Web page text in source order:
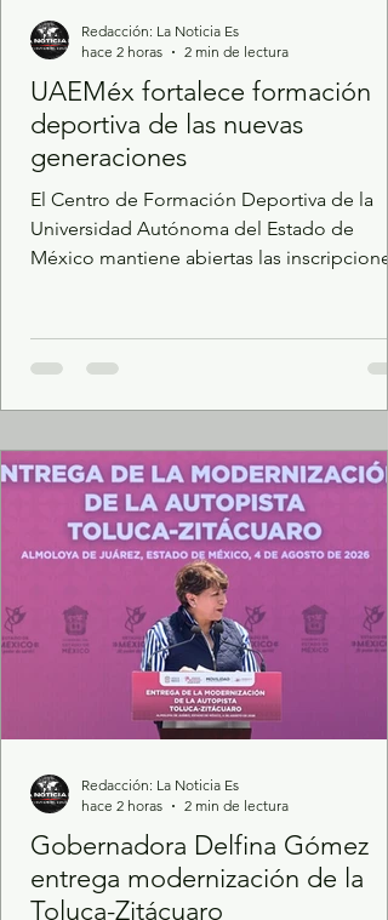
UAEMéx fortalece formación
deportiva de las nuevas
generaciones
El Centro de Formación Deportiva de la
Universidad Autónoma del Estado de
México mantiene abiertas las inscripciones
habilidades en 10 disciplinas deportivas.
Además de impulsar el aprendizaje
adopción de hábitos saludables desde
edades tempranas. La Universidad
Autónoma del Estado de México
a t
Redacción: La Noticia Es
hace 2 horas
2 min de lectura
Gobernadora Delfina Gómez
entrega modernización de la
Toluca-Zitácuaro
Redacción: La Noticia Es
hace 2 horas
2 min de lectura